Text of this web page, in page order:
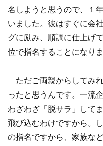
名しようと思うので、１
いました。彼はすぐに会
グに励み、順調に仕上げ
位で指名することになりま
ただご両親からしてみ
ったと思うんです。一流
わざわざ「脱サラ」して
飛び込むわけですから。
の指名ですから、家族な